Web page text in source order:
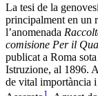
La tesi de la
principalment en un
l’anomenada
comisione Per il
publicat a Roma
Istruzione, al 1896.
de vital importància
1